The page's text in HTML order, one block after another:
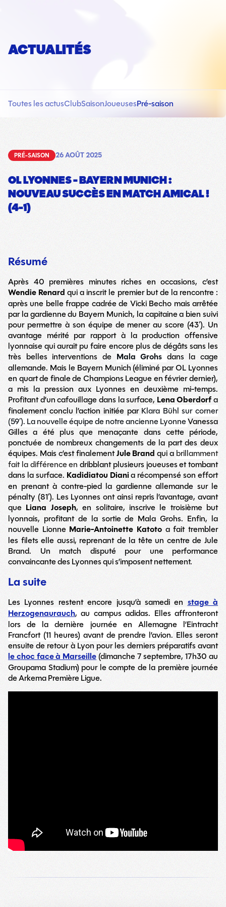
ACTUALITÉS
Toutes les actusClubSaisonJoueusesPré-saison
PRÉ-SAISON 26 AOÛT 2025
OL LYONNES - BAYERN MUNICH :
NOUVEAU SUCCÈS EN MATCH AMICAL !
(4-1)
Résumé
Après 40 premières minutes riches en occasions, c’est
Wendie Renard qui a inscrit le premier but de la rencontre :
après une belle frappe cadrée de Vicki Becho mais arrêtée
par la gardienne du Bayern Munich, la capitaine a bien suivi
pour permettre à son équipe de mener au score (43′). Un
avantage mérité par rapport à la production offensive
lyonnaise qui aurait pu faire encore plus de dégâts sans les
très belles interventions de Mala Grohs dans la cage
allemande. Mais le Bayern Munich (éliminé par OL Lyonnes
en quart de finale de Champions League en février dernier),
a mis la pression aux Lyonnes en deuxième mi-temps.
Profitant d’un cafouillage dans la surface,Lena Oberdorfa
finalement conclu l’action initiée par Klara Bühl sur corner
(59′). La nouvelle équipe de notre ancienne LyonneVanessa
Gilles a été plus que menaçante dans cette période,
ponctuée de nombreux changements de la part des deux
équipes. Mais c’est finalementJule Brandqui a brillamment
fait la différence en dribblant plusieurs joueuses et tombant
dans la surface. Kadidiatou Diania récompensé son effort
en prenant à contre-pied la gardienne allemande sur le
pénalty (81′). Les Lyonnes ont ainsi repris l’avantage, avant
que Liana Joseph, en solitaire, inscrive le troisième but
lyonnais, profitant de la sortie de Mala Grohs. Enfin, la
nouvelle Lionne Marie-Antoinette Katoto a fait trembler
les filets elle aussi, reprenant de la tête un centre de Jule
Brand. Un match disputé pour une performance
convaincante des Lyonnes qui s’imposent nettement.
La suite
Les Lyonnes restent encore jusqu’à samedi en stage à
Herzogenaurauch, au campus adidas. Elles affronteront
lors de la dernière journée en Allemagne l’Eintracht
Francfort (11 heures) avant de prendre l’avion. Elles seront
ensuite de retour à Lyon pour les derniers préparatifs avant
le choc face à Marseille(dimanche 7 septembre, 17h30 au
Groupama Stadium) pour le compte de la première journée
de Arkema Première Ligue.